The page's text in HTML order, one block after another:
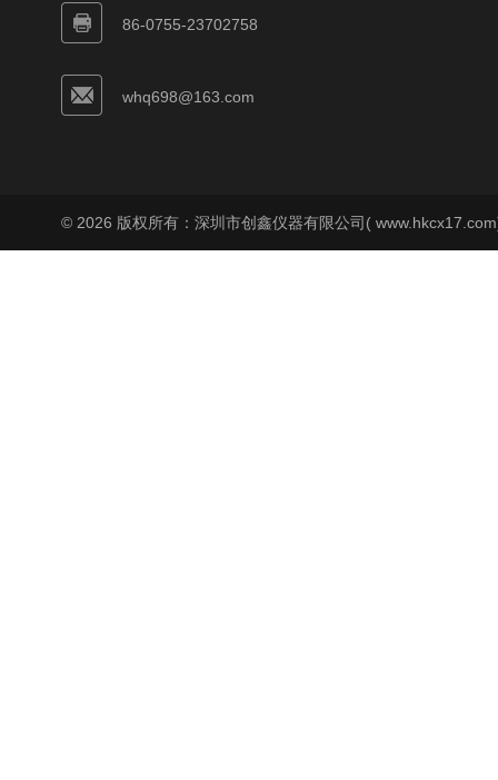
86-0755-23702758
whq698@163.com
© 2026 版权所有：深圳市创鑫仪器有限公司(